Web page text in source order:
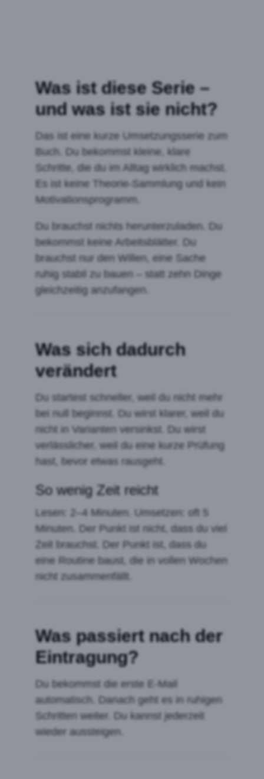
Was ist diese Serie –
und was ist sie nicht?
Das ist eine kurze Umsetzungsserie zum
Buch. Du bekommst kleine, klare
Schritte, die du im Alltag wirklich machst.
Es ist keine Theorie-Sammlung und kein
Motivationsprogramm.
Du brauchst nichts herunterzuladen. Du
bekommst keine Arbeitsblätter. Du
brauchst nur den Willen, eine Sache
ruhig stabil zu bauen – statt zehn Dinge
gleichzeitig anzufangen.
Was sich dadurch
verändert
Du startest schneller, weil du nicht mehr
bei null beginnst. Du wirst klarer, weil du
nicht in Varianten versinkst. Du wirst
verlässlicher, weil du eine kurze Prüfung
hast, bevor etwas rausgeht.
So wenig Zeit reicht
Lesen: 2–4 Minuten. Umsetzen: oft 5
Minuten. Der Punkt ist nicht, dass du viel
Zeit brauchst. Der Punkt ist, dass du
eine Routine baust, die in vollen Wochen
nicht zusammenfällt.
Was passiert nach der
Eintragung?
Du bekommst die erste E-Mail
automatisch. Danach geht es in ruhigen
Schritten weiter. Du kannst jederzeit
wieder aussteigen.